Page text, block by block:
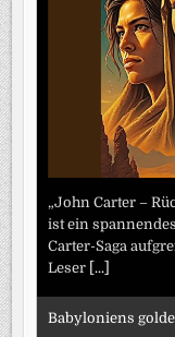
„John Carter –
ist ein
Carter-Saga
Leser [...]
Babyloniens